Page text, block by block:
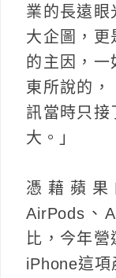
業的長遠眼
大企圖，更
的主因，一
東所說的，
訊當時只接
大。」
憑藉蘋
AirPods、
比，今年營
iPhone這項